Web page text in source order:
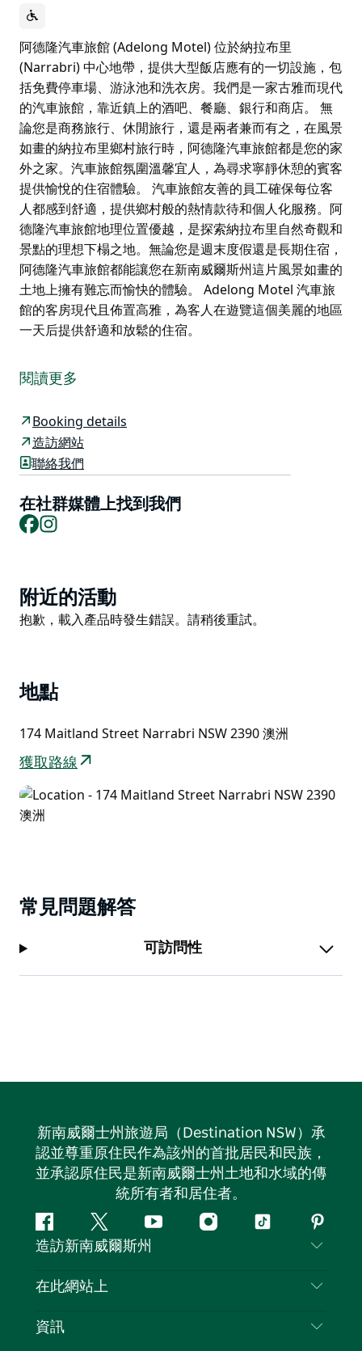
阿德隆汽車旅館 (Adelong Motel) 位於納拉布里
(Narrabri) 中心地帶，提供大型飯店應有的一切設施，包
括免費停車場、游泳池和洗衣房。我們是一家古雅而現代
的汽車旅館，靠近鎮上的酒吧、餐廳、銀行和商店。 無
論您是商務旅行、休閒旅行，還是兩者兼而有之，在風景
如畫的納拉布里鄉村旅行時，阿德隆汽車旅館都是您的家
外之家。汽車旅館氛圍溫馨宜人，為尋求寧靜休憩的賓客
提供愉悅的住宿體驗。 汽車旅館友善的員工確保每位客
人都感到舒適，提供鄉村般的熱情款待和個人化服務。阿
德隆汽車旅館地理位置優越，是探索納拉布里自然奇觀和
景點的理想下榻之地。無論您是週末度假還是長期住宿，
阿德隆汽車旅館都能讓您在新南威爾斯州這片風景如畫的
土地上擁有難忘而愉快的體驗。 Adelong Motel 汽車旅
館的客房現代且佈置高雅，為客人在遊覽這個美麗的地區
一天后提供舒適和放鬆的住宿。
(Narrabri) 中心地帶，提供大型飯店應有的一切設施，包
括免費停車場、游泳池和洗衣房。我們是一家古雅而現代
無論您是商務旅行、休閒旅行，還是兩者兼而有之，在風
景如畫的納拉布里鄉村旅行時，阿德隆汽車旅館都是您的
家外之家。汽車旅館氛圍溫馨宜人，為尋求寧靜休憩的賓
客提供愉悅的住宿體驗。
汽車旅館友善的員工確保每位客人都感到舒適，提供鄉村
論您是週末度假還是長期住宿，阿德隆汽車旅館都能讓您
在新南威爾斯州這片風景如畫的土地上擁有難忘而愉快的
體驗。
人在遊覽這個美麗的地區一天后提供舒適和放鬆的住宿。
閱讀更多
Booking details
造訪網站
聯絡我們
在社群媒體上找到我們
Facebook
Product
List
附近的活動
Product
抱歉，載入產品時發生錯誤。請稍後重試。
地點
174 Maitland Street Narrabri NSW 2390 澳洲
獲取路線
常見問題解答
可訪問性
新南威爾士州旅遊局（Destination NSW）承
認並尊重原住民作為該州的首批居民和民族，
並承認原住民是新南威爾士州土地和水域的傳
統所有者和居住者。
Facebook嘰
嘰
喳
Youtube Instagram
抖
造訪新南威爾斯州
聯絡我們
隱私
在此網站上
目的地
資訊